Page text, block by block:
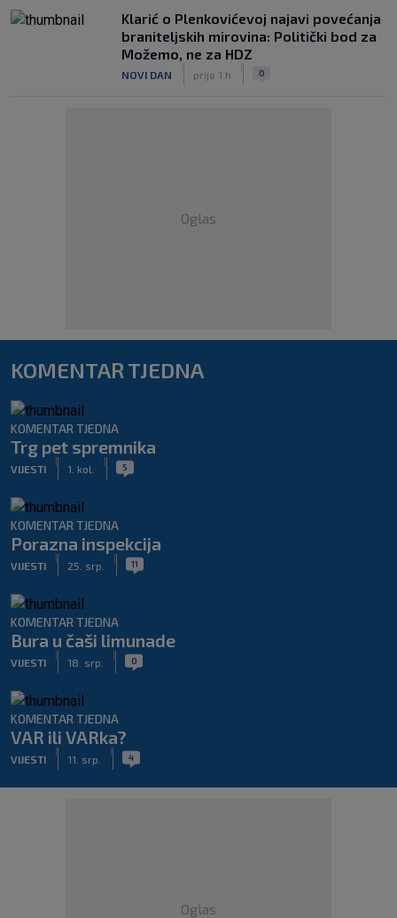
Klarić o Plenkovićevoj najavi povećanja
braniteljskih mirovina: Politički bod za
Možemo, ne za HDZ
NOVI DAN prije 1 h 0
Oglas
KOMENTAR TJEDNA
KOMENTAR TJEDNA
Trg pet spremnika
VIJESTI 1. kol. 5
KOMENTAR TJEDNA
Porazna inspekcija
VIJESTI 25. srp. 11
KOMENTAR TJEDNA
Bura u čaši limunade
VIJESTI 18. srp. 0
KOMENTAR TJEDNA
VAR ili VARka?
VIJESTI 11. srp. 4
Oglas